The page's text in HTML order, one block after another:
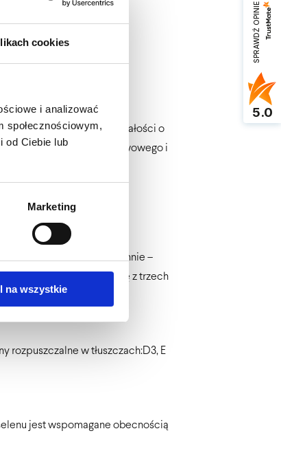
cookies
i analizować
społecznościowym,
od Ciebie lub
Marketing
na wszystkie
szczególnej dbałości o
immunologicznego, nerwowego i
kapsułek 3 razy dziennie –
Thyroset składa się z trzech
rozpuszczalne w tłuszczach:D3, E
jest wspomagane obecnością
SPRAWDŹ OPINIE
5.0